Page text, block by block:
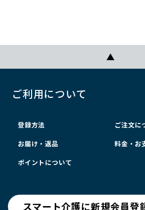
ご利用について
登録方法 ご注文に
お届け・返品 料金・お
ポイントについて
スマート介護に新規会員登